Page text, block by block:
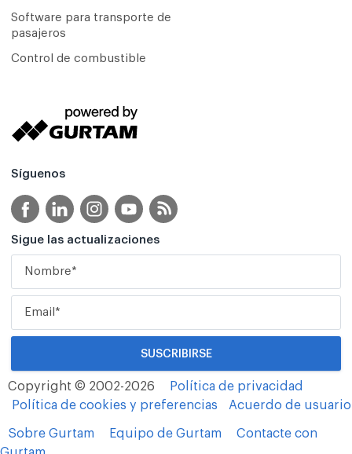
Software para transporte de
pasajeros
Control de combustible
Síguenos
Sigue las actualizaciones
Copyright © 2002-2026
Política de privacidad
Política de cookies y preferencias
Acuerdo de usuario
Sobre Gurtam Equipo de Gurtam
Contacte con